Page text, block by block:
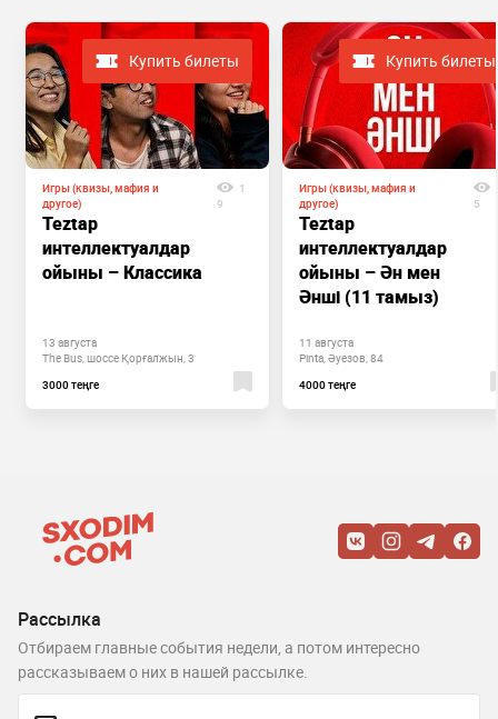
Купить билеты
Игры (квизы, мафия и
другое)
1
9
Teztap
интеллектуалдар
ойыны – Классика
13 августа
The Bus, шоссе Қорғалжын, 3
3000 теңге
Купить билеты
Игры (квизы, мафия и
другое)
5
Teztap
интеллектуалдар
ойыны – Ән мен
Әнші (11 тамыз)
11 августа
Pinta, Әуезов, 84
4000 теңге
Рассылка
Отбираем главные события недели, а потом интересно
рассказываем о них в нашей рассылке.